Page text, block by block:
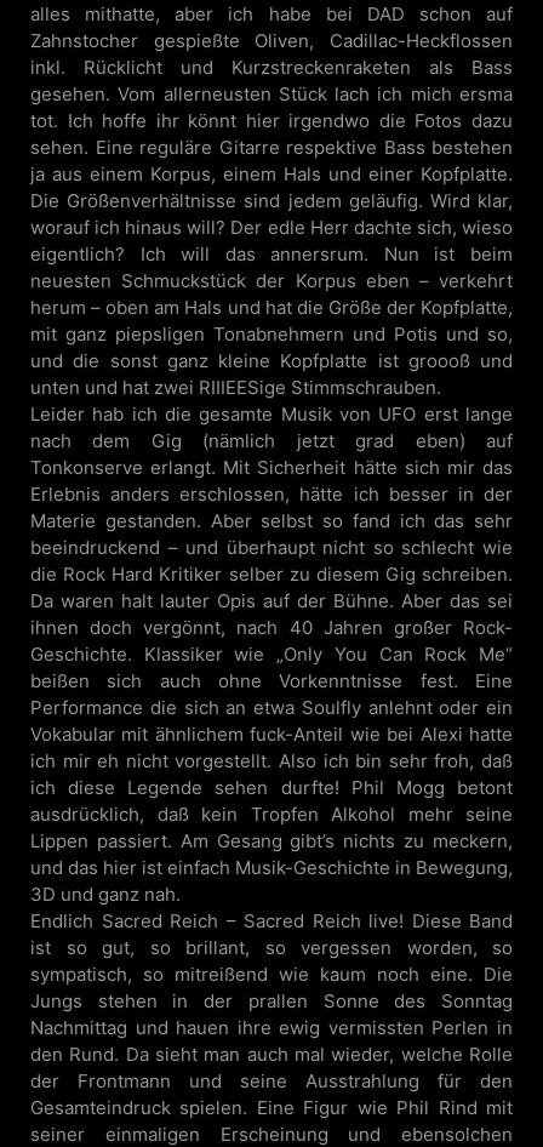
alles mithatte, aber ich habe bei DAD schon auf
Zahnstocher gespießte Oliven, Cadillac-Heckflossen
inkl. Rücklicht und Kurzstreckenraketen als Bass
gesehen. Vom allerneusten Stück lach ich mich ersma
tot. Ich hoffe ihr könnt hier irgendwo die Fotos dazu
sehen. Eine reguläre Gitarre respektive Bass bestehen
ja aus einem Korpus, einem Hals und einer Kopfplatte.
Die Größenverhältnisse sind jedem geläufig. Wird klar,
worauf ich hinaus will? Der edle Herr dachte sich, wieso
eigentlich? Ich will das annersrum. Nun ist beim
neuesten Schmuckstück der Korpus eben – verkehrt
herum – oben am Hals und hat die Größe der Kopfplatte,
mit ganz piepsligen Tonabnehmern und Potis und so,
und die sonst ganz kleine Kopfplatte ist groooß und
unten und hat zwei RIIIEESige Stimmschrauben.
Leider hab ich die gesamte Musik von UFO erst lange
nach dem Gig (nämlich jetzt grad eben) auf
Tonkonserve erlangt. Mit Sicherheit hätte sich mir das
Erlebnis anders erschlossen, hätte ich besser in der
Materie gestanden. Aber selbst so fand ich das sehr
beeindruckend – und überhaupt nicht so schlecht wie
die Rock Hard Kritiker selber zu diesem Gig schreiben.
Da waren halt lauter Opis auf der Bühne. Aber das sei
ihnen doch vergönnt, nach 40 Jahren großer Rock-
Geschichte. Klassiker wie „Only You Can Rock Me“
beißen sich auch ohne Vorkenntnisse fest. Eine
Performance die sich an etwa Soulfly anlehnt oder ein
Vokabular mit ähnlichem fuck-Anteil wie bei Alexi hatte
ich mir eh nicht vorgestellt. Also ich bin sehr froh, daß
ich diese Legende sehen durfte! Phil Mogg betont
ausdrücklich, daß kein Tropfen Alkohol mehr seine
Lippen passiert. Am Gesang gibt’s nichts zu meckern,
und das hier ist einfach Musik-Geschichte in Bewegung,
3D und ganz nah.
Endlich Sacred Reich – Sacred Reich live! Diese Band
ist so gut, so brillant, so vergessen worden, so
sympatisch, so mitreißend wie kaum noch eine. Die
Jungs stehen in der prallen Sonne des Sonntag
Nachmittag und hauen ihre ewig vermissten Perlen in
den Rund. Da sieht man auch mal wieder, welche Rolle
der Frontmann und seine Ausstrahlung für den
Gesamteindruck spielen. Eine Figur wie Phil Rind mit
seiner einmaligen Erscheinung und ebensolchen